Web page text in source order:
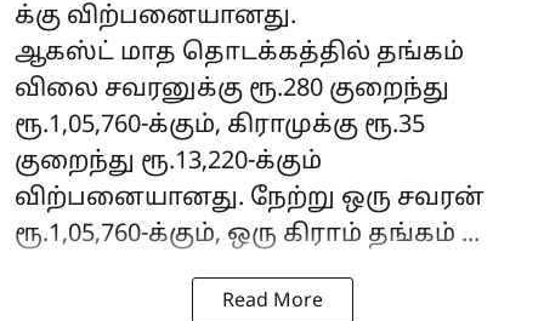
க்கு விற்பனையானது.
ஆகஸ்ட் மாத தொடக்கத்தில் தங்கம்
விலை சவரனுக்கு ரூ.280 குறைந்து
ரூ.1,05,760-க்கும், கிராமுக்கு ரூ.35
குறைந்து ரூ.13,220-க்கும்
விற்பனையானது. நேற்று ஒரு சவரன்
ரூ.1,05,760-க்கும், ஒரு கிராம் தங்கம் ...
Read More